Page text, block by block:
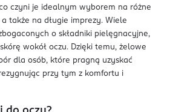
czyni je idealnym wyborem na różne
także na długie imprezy. Wiele
o składniki pielęgnacyjne,
wokół oczu. Dzięki temu, żelowe
dla osób, które pragną uzyskać
przy tym z komfortu i